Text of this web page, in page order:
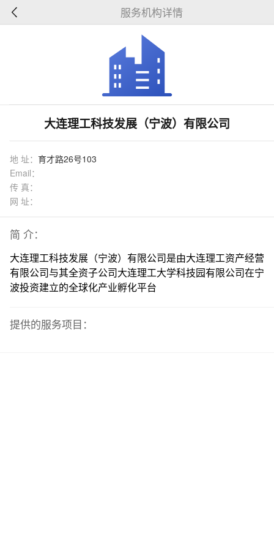
服务机构详情
大连理工科技发展（宁波）有限公司
地 址： 育才路26号103
Email：
传 真：
网 址：
简 介：
大连理工科技发展（宁波）有限公司是由大连理工资产经营
有限公司与其全资子公司大连理工大学科技园有限公司在宁
波投资建立的全球化产业孵化平台
提供的服务项目：